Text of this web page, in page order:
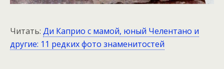
Читать: Ди Каприо с мамой, юный Челентано и
другие: 11 редких фото знаменитостей